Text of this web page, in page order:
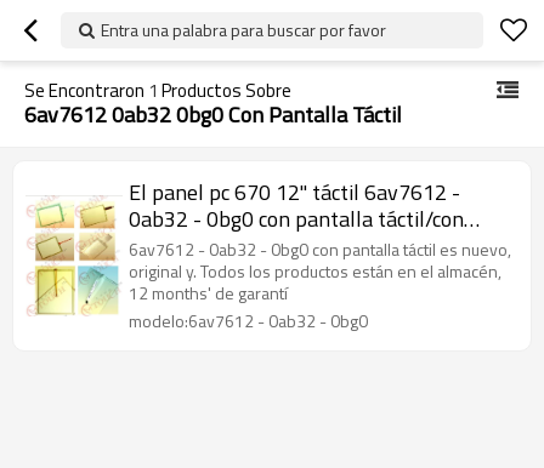
Entra una palabra para buscar por favor
Se Encontraron 1 Productos Sobre
6av7612 0ab32 0bg0 Con Pantalla Táctil
El panel pc 670 12" táctil 6av7612 -
0ab32 - 0bg0 con pantalla táctil/con
pantalla táctil 6av7612 - 0ab32 - 0bg0
panel pc 670 12" táctil
6av7612 - 0ab32 - 0bg0 con pantalla táctil es nuevo,
original y. Todos los productos están en el almacén,
12 months' de garantí
modelo:6av7612 - 0ab32 - 0bg0